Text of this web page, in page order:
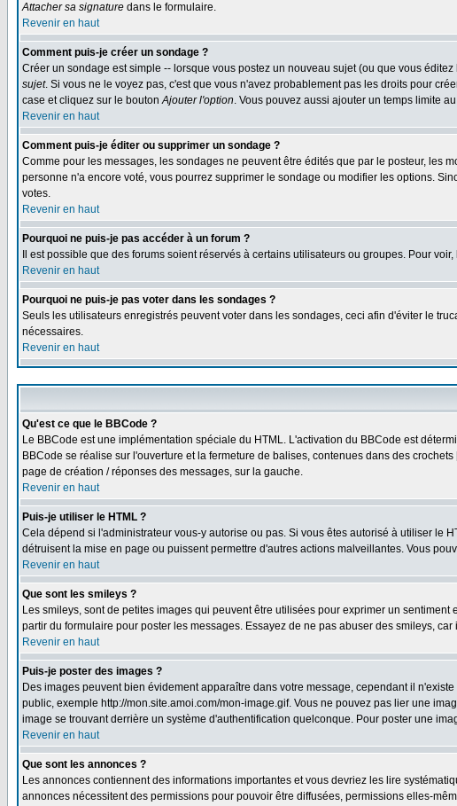
Attacher sa signature dans le formulaire.
Revenir en haut
Comment puis-je créer un sondage ?
Créer un sondage est simple -- lorsque vous postez un nouveau sujet (ou que vous
sujet. Si vous ne le voyez pas, c'est que vous n'avez probablement pas les droits pour
case et cliquez sur le boutonAjouter l'option. Vous pouvez aussi ajouter un temps limite
Revenir en haut
Comment puis-je éditer ou supprimer un sondage ?
Comme pour les messages, les sondages ne peuvent être édités que par le posteur, les
personne n'a encore voté, vous pourrez supprimer le sondage ou modifier les options.
votes.
Revenir en haut
Pourquoi ne puis-je pas accéder à un forum ?
Il est possible que des forums soient réservés à certains utilisateurs ou groupes. Pour
Revenir en haut
Pourquoi ne puis-je pas voter dans les sondages ?
Seuls les utilisateurs enregistrés peuvent voter dans les sondages, ceci afin d'éviter le
nécessaires.
Revenir en haut
Qu'est ce que le BBCode ?
Le BBCode est une implémentation spéciale du HTML. L'activation du BBCode est
BBCode se réalise sur l'ouverture et la fermeture de balises, contenues dans des
page de création / réponses des messages, sur la gauche.
Revenir en haut
Puis-je utiliser le HTML ?
Cela dépend si l'administrateur vous-y autorise ou pas. Si vous êtes autorisé à utiliser le
détruisent la mise en page ou puissent permettre d'autres actions malveillantes. Vous
Revenir en haut
Que sont les smileys ?
Les smileys, sont de petites images qui peuvent être utilisées pour exprimer un
partir du formulaire pour poster les messages. Essayez de ne pas abuser des smileys,
Revenir en haut
Puis-je poster des images ?
Des images peuvent bien évidement apparaître dans votre message, cependant il
public, exemple http://mon.site.amoi.com/mon-image.gif. Vous ne pouvez pas lier une
image se trouvant derrière un système d'authentification quelconque. Pour poster une
Revenir en haut
Que sont les annonces ?
Les annonces contiennent des informations importantes et vous devriez les lire
annonces nécessitent des permissions pour pouvoir être diffusées, permissions elles-